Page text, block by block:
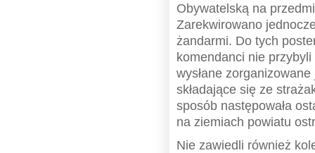
Obywatelską na
Zarekwirowano
żandarmi. Do tych
komendanci nie
wysłane
składające się ze
sposób następowała
na ziemiach powiatu
Nie zawiedli również